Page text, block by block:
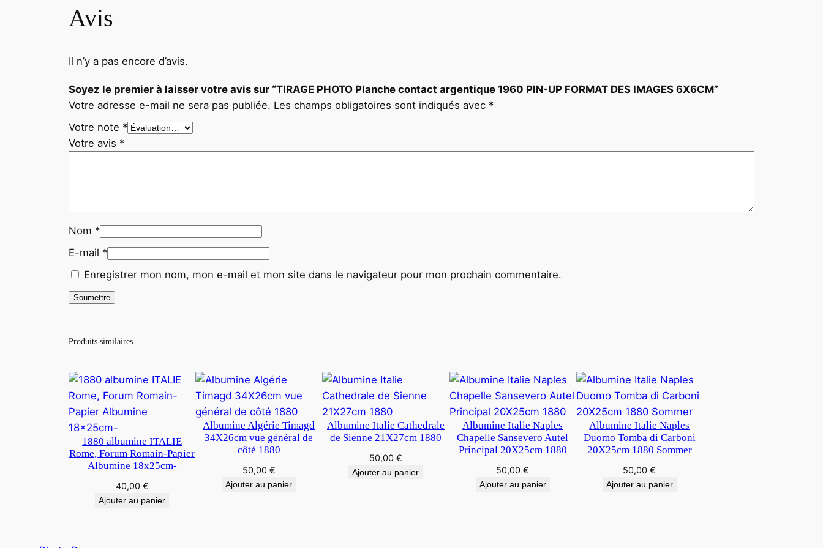
N
-
F
A
S
S
6
X
6
C
M
Avis
Il n’y a pas encore d’avis.
Soyez le premier à laisser votre avis sur “TIRAGE PHOTO Planche contact argentique 1960 PIN-UP FORMAT DES IMAGES 6X6CM”
Votre adresse e-mail ne sera pas publiée. Les champs obligatoires sont indiqués avec *
Votre note *
Votre avis *
Nom *
E-mail *
Enregistrer mon nom, mon e-mail et mon site dans le navigateur pour mon prochain commentaire.
Produits similaires
1880 albumine ITALIE
Rome, Forum Romain-Papier
Albumine 18x25cm-
40,00 €
Ajouter au panier
Albumine Algérie Timagd
34X26cm vue général de
côté 1880
50,00 €
Ajouter au panier
Albumine Italie Cathedrale
de Sienne 21X27cm 1880
50,00 €
Ajouter au panier
Albumine Italie Naples
Chapelle Sansevero Autel
Principal 20X25cm 1880
50,00€
Ajouter au panier
Albumine Italie Naples
Duomo Tomba di Carboni
20X25cm 1880 Sommer
50,00€
Ajouter au panier